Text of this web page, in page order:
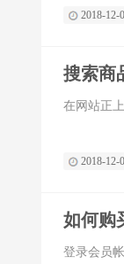
2018-12-
搜索商
在网站正
2018-12-
如何购
登录会员